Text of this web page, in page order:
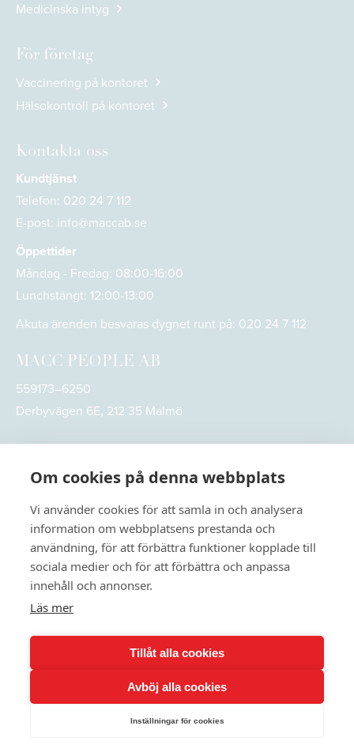
Medicinska intyg
För företag
Vaccinering på kontoret
Hälsokontroll på kontoret
Kontakta oss
Kundtjänst
Telefon: 020 24 7 112
E-post: info@maccab.se
Öppettider
Måndag - Fredag: 08:00-16:00
Lunchstängt: 12:00-13:00
Akuta ärenden besvaras dygnet runt på: 020 24 7 112
MACC PEOPLE AB
559173–6250
Derbyvägen 6E, 212 35 Malmö
MACC People. All rights reserved
Kvalitets- miljö och arbetsmiljöpolicy
Personuppgiftspolicy
Powered by WebbEss
Om cookies på denna webbplats
Vi använder cookies för att samla in och analysera
information om webbplatsens prestanda och
användning, för att förbättra funktioner kopplade till
sociala medier och för att förbättra och anpassa
innehåll och annonser.
Läs mer
Tillåt alla cookies
Avböj alla cookies
Inställningar för cookies